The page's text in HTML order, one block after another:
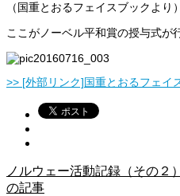
（国重とおるフェイスブックより）
ここがノーベル平和賞の授与式が
>> [外部リンク]国重とおるフェイ
ノルウェー活動記録（その
の記事